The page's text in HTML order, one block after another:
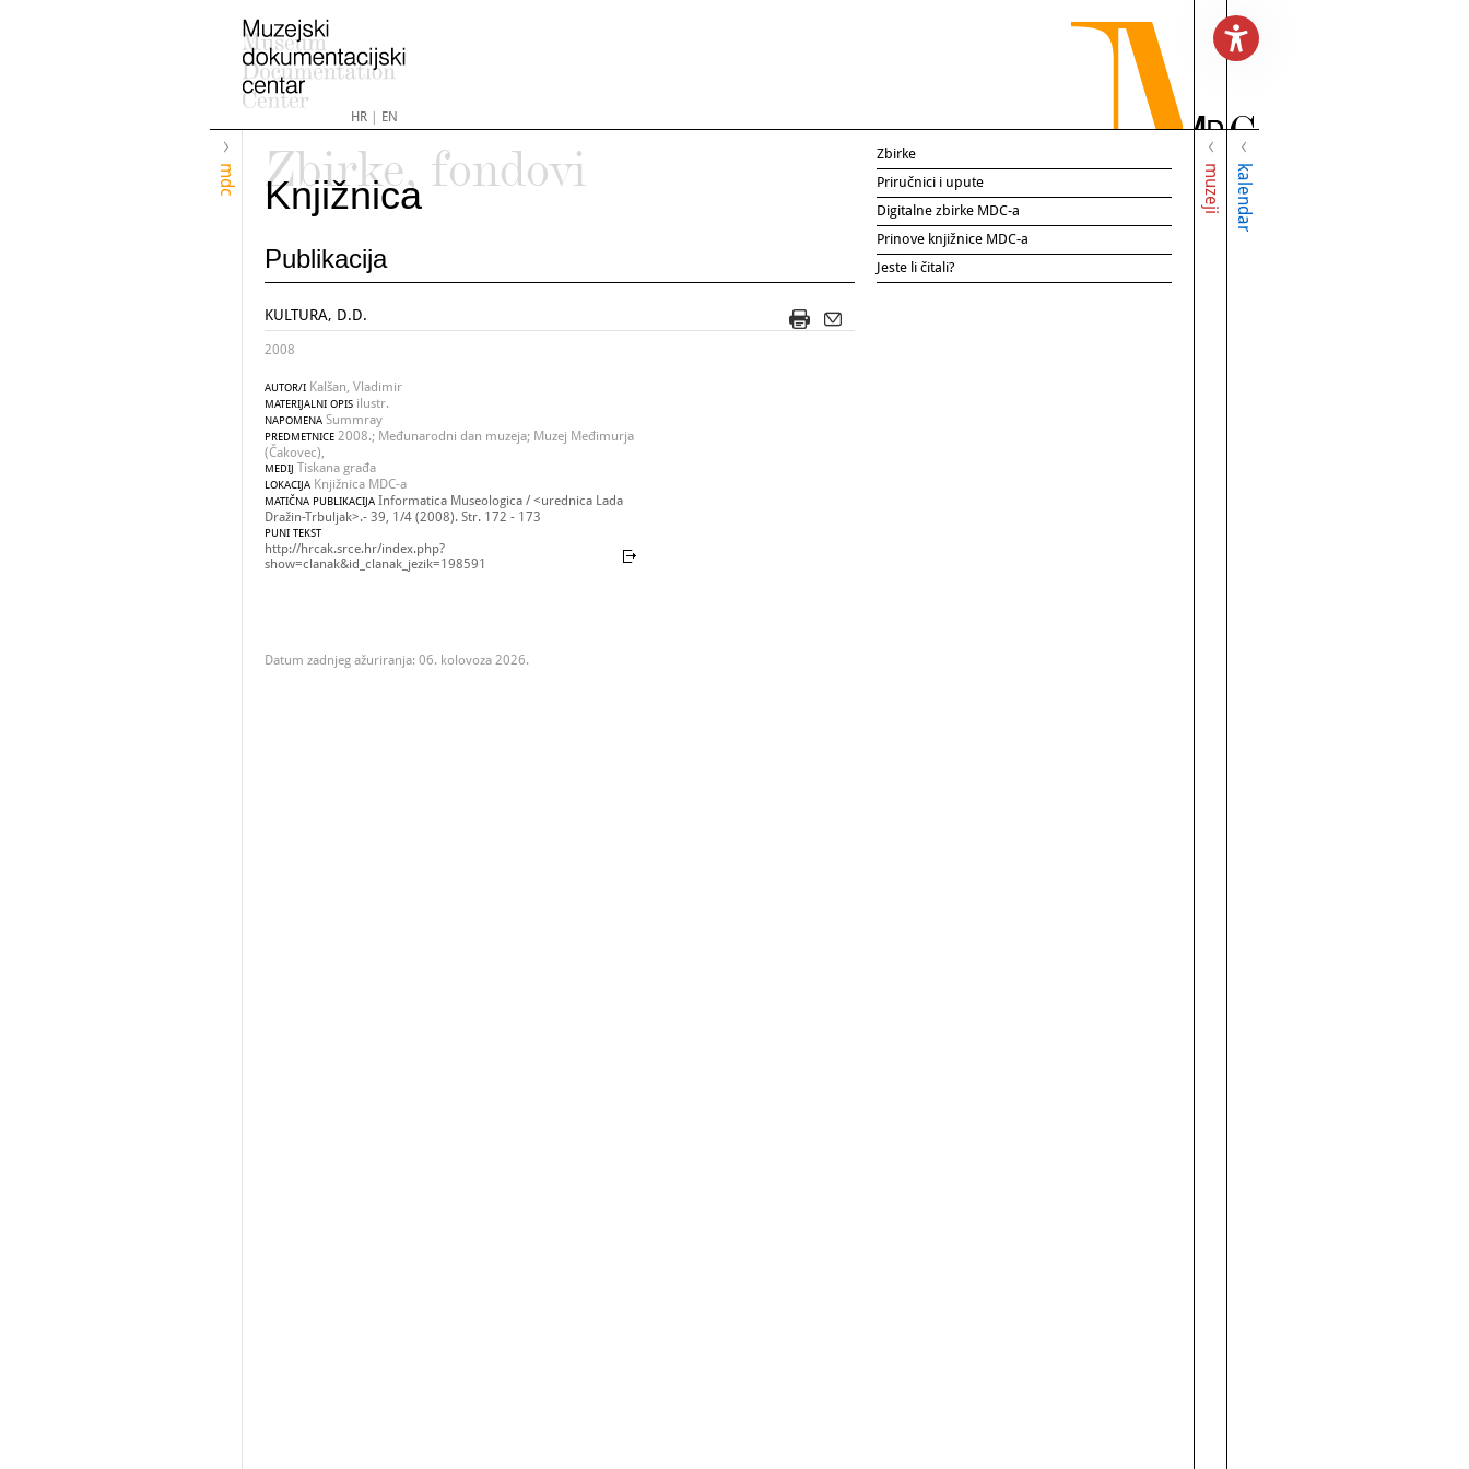
HR| EN
mdc muzeji kalendar
Zbirke, fondovi
Knjižnica
Publikacija
KULTURA, D.D.
2008
AUTOR/I Kalšan, Vladimir
MATERIJALNI OPIS ilustr.
NAPOMENA Summray
PREDMETNICE 2008.; Međunarodni dan muzeja; Muzej Međimurja
(Čakovec),
MEDIJ Tiskana građa
LOKACIJA Knjižnica MDC-a
MATIČNA PUBLIKACIJA Informatica Museologica / <urednica Lada
Dražin-Trbuljak>.- 39, 1/4 (2008). Str. 172 - 173
PUNI TEKST
http://hrcak.srce.hr/index.php?
show=clanak&id_clanak_jezik=198591
Datum zadnjeg ažuriranja: 06. kolovoza 2026.
Zbirke
Priručnici i upute
Digitalne zbirke MDC-a
Prinove knjižnice MDC-a
Jeste li čitali?